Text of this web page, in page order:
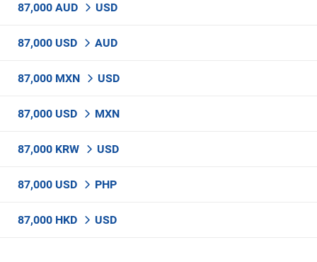
87,000 AUD USD
87,000 USD AUD
87,000 MXN USD
87,000 USD MXN
87,000 KRW USD
87,000 USD PHP
87,000 HKD USD